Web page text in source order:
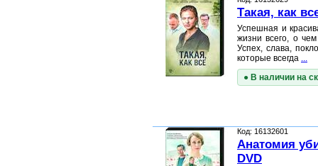
Такая, как
Успешная и
жизни всего, о
Успех, слава,
которые всегда ...
● В наличии на
Код: 16132601
Анатомия
DVD